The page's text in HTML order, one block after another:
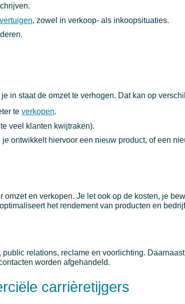
, zowel in verkoop- als inkoopsituaties.
in staat de omzet te verhogen. Dat kan op
te verkopen.
veel klanten kwijtraken).
ontwikkelt hiervoor een nieuw product, of een
en verkopen. Je let ook op de kosten, je
het rendement van producten en
relations, reclame en voorlichting.
worden afgehandeld.
carrièretijgers